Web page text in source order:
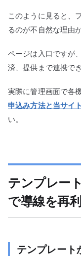
このように見ると、
るのが不自然な理由
ページは入口ですが
済、提供まで連携で
実際に管理画面で各
申込み方法と当サイ
い。
テンプレー
で導線を再
テンプレート